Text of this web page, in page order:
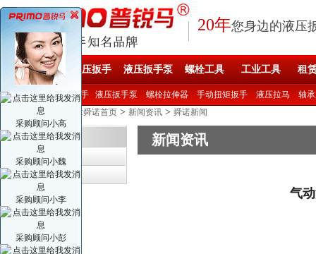
20年您身边的液压
舜诺首页 液压扳手 液压扳手泵 螺栓工具 工业工具 租
产品直达 >>液压扳手 液压扳手泵 螺栓拉伸器 手动扭矩扳手 液压拉马 轴
您现在的位置:舜诺首页 > 新闻资讯 > 舜诺新闻
新闻资讯
舜诺新闻
行业资讯
新闻资讯
气
采购顾问小高
采购顾问小魏
采购顾问小李
采购顾问小彭